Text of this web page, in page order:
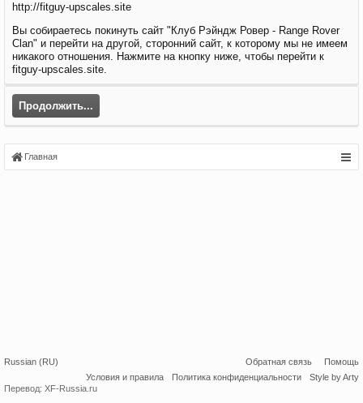
http://fitguy-upscales.site
Вы собираетесь покинуть сайт "Клуб Рэйндж Ровер - Range Rover
Clan" и перейти на другой, сторонний сайт, к которому мы не имеем
никакого отношения. Нажмите на кнопку ниже, чтобы перейти к
fitguy-upscales.site.
Продолжить...
Главная
Russian (RU) Обратная связь
Помощь
Условия и правила
Политика конфиденциальности
Style by Arty
Перевод: XF-Russia.ru